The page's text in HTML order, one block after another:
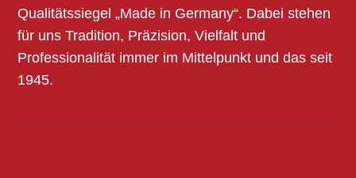
Qualitätssiegel „Made in Germany“. Dabei stehen
für uns Tradition, Präzision, Vielfalt und
Professionalität immer im Mittelpunkt und das seit
1945.